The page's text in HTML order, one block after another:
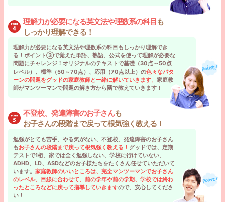
理解力が必要になる英文法や理数系の科目 も
しっかり理解できる！
理解力が必要になる英文法や理数系の科目もしっかり理解でき
る！ポイント③で覚えた単語、熟語、公式を使って理解が必要な
問題にチャレンジ！オリジナルのテキストで基礎（30点～50点
レベル）、標準（50～70点）、応用（70点以上）の色々なパタ
ーンの問題をグッドの家庭教師と一緒に解いていきます。 家庭教
師がマンツーマンで問題の解き方から隣で教えていきます！
不登校、発達障害のお子さんも
お子さんの段階まで戻って根気強く教える！
勉強がとても苦手、やる気がない、不登校、発達障害のお子さん
もお子さんの段階まで戻って根気強く教える！ グッドでは、定期
テストで1桁、家では全く勉強しない、学校に行けていない、
ADHD、LD、ASDなどのお子様たちをたくさん任せていただいて
います。 家庭教師のいいところは、完全マンツーマンでお子さん
のレベル、目線に合わせて、前の学年や前の学期、学校では終わ
ったところなどに戻って指導していきますので、安心してくださ
い！